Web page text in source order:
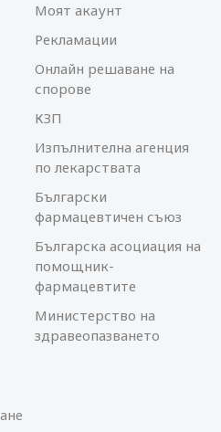
Моят акаунт
Рекламации
Онлайн решаване на
спорове
КЗП
Изпълнителна агенция
по лекарствата
Български
фармацевтичен съюз
Българска асоциация на
помощник-
фармацевтите
Министерство на
здравеопазването